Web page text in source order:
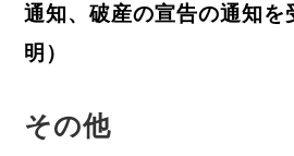
通知、破産の宣告の通知を
明）
その他